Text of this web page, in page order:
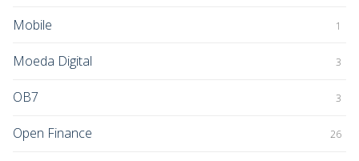
Mobile 1
Moeda Digital 3
OB7 3
Open Finance 26